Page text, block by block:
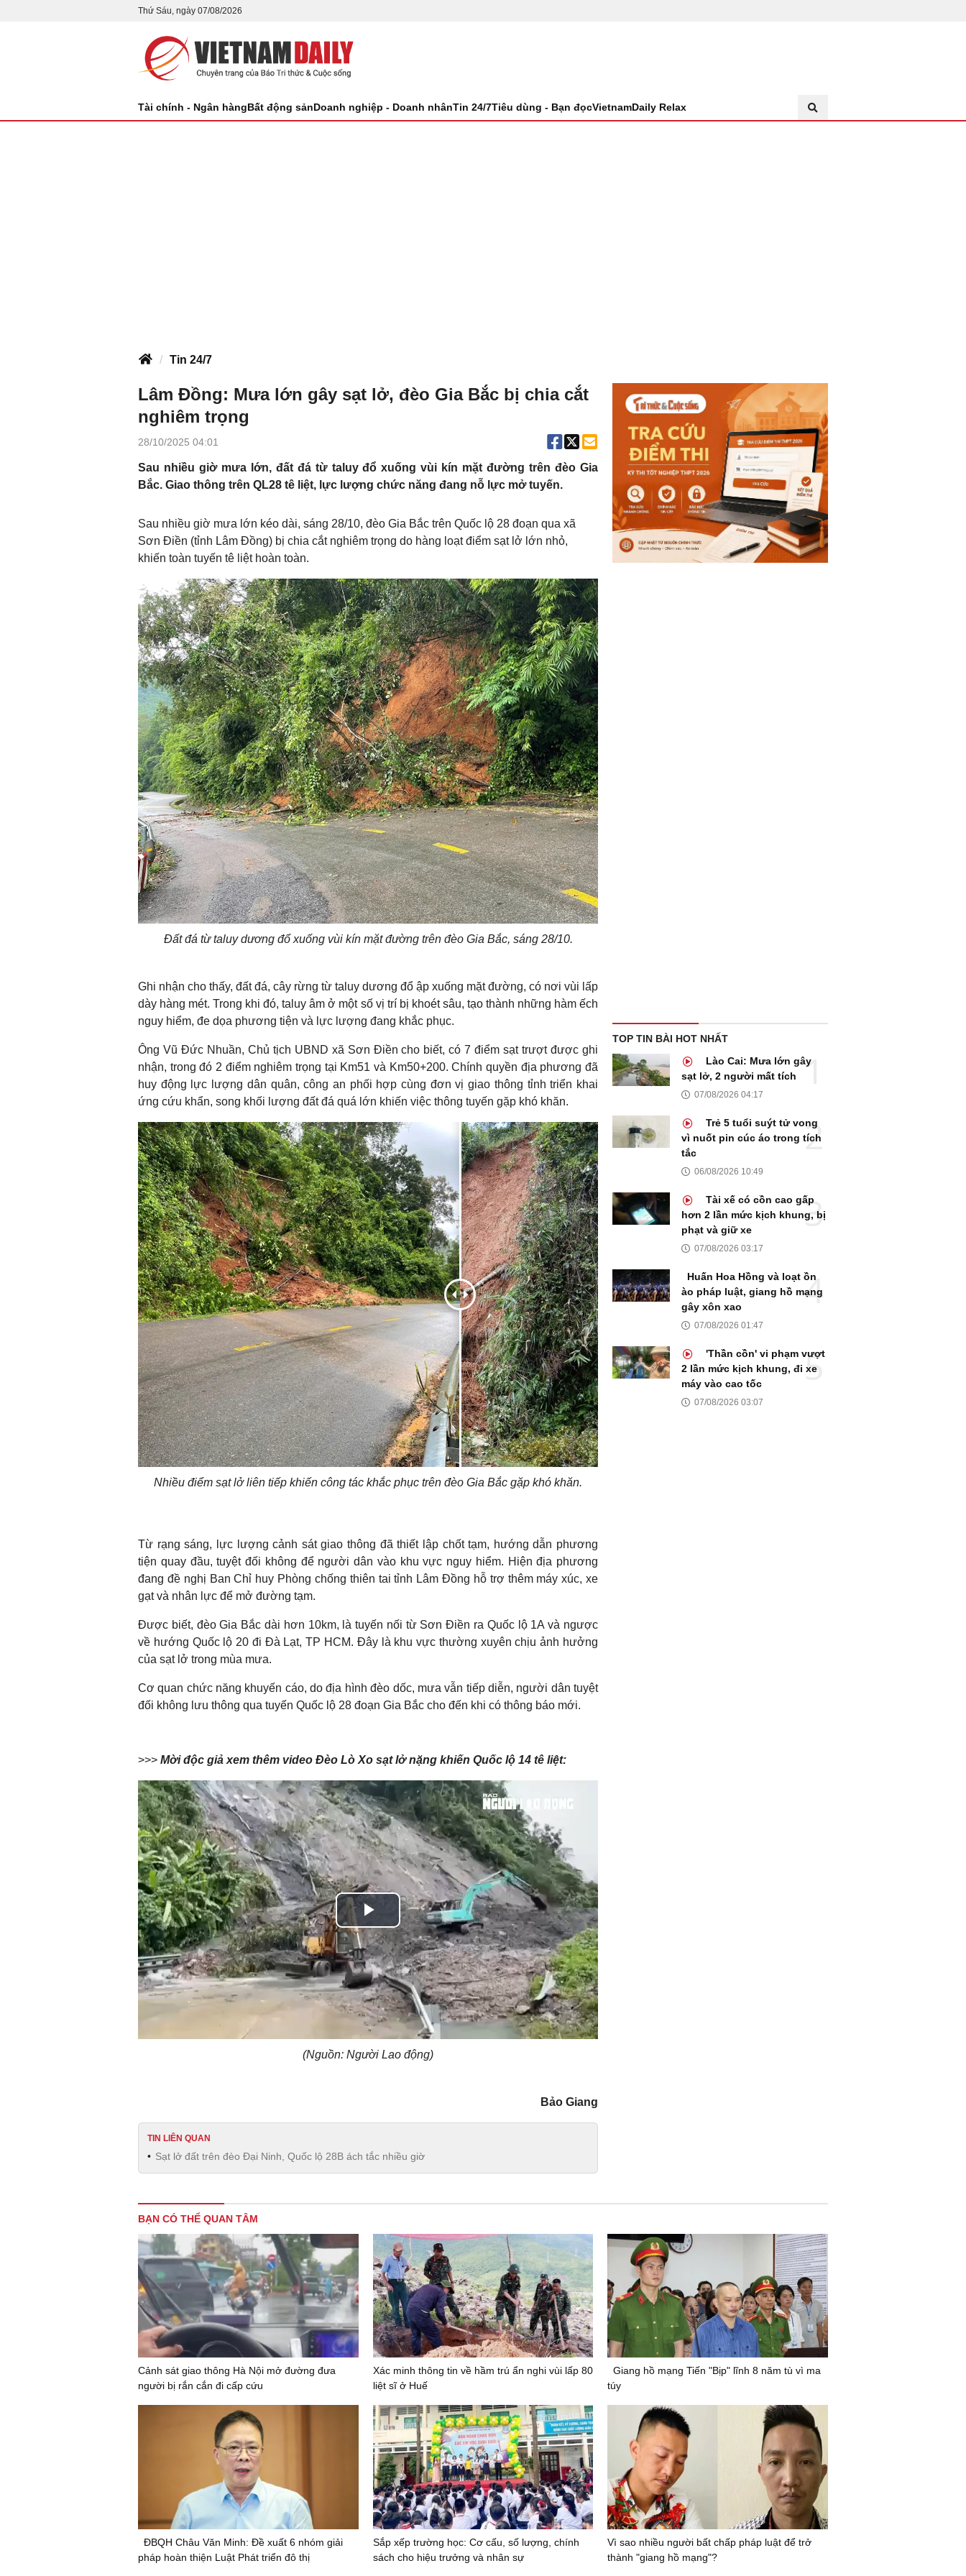
Thứ Sáu, ngày 07/08/2026
Tài chính - Ngân hàngBất động sảnDoanh nghiệp - Doanh nhânTin 24/7Tiêu dùng - Bạn đọcVietnamDaily Relax
Tin 24/7
Lâm Đồng: Mưa lớn gây sạt lở, đèo Gia Bắc bị chia cắt
nghiêm trọng
28/10/2025 04:01
Sau nhiều giờ mưa lớn, đất đá từ taluy đổ xuống vùi kín mặt đường trên đèo Gia
Bắc. Giao thông trên QL28 tê liệt, lực lượng chức năng đang nỗ lực mở tuyến.
Sau nhiều giờ mưa lớn kéo dài, sáng 28/10, đèo Gia Bắc trên Quốc lộ 28 đoạn qua xã
Sơn Điền (tỉnh Lâm Đồng) bị chia cắt nghiêm trọng do hàng loạt điểm sạt lở lớn nhỏ,
khiến toàn tuyến tê liệt hoàn toàn.
Đất đá từ taluy dương đổ xuống vùi kín mặt đường trên đèo Gia Bắc, sáng 28/10.
Ghi nhận cho thấy, đất đá, cây rừng từ taluy dương đổ ập xuống mặt đường, có nơi vùi lấp
dày hàng mét. Trong khi đó, taluy âm ở một số vị trí bị khoét sâu, tạo thành những hàm ếch
nguy hiểm, đe dọa phương tiện và lực lượng đang khắc phục.
Ông Vũ Đức Nhuần, Chủ tịch UBND xã Sơn Điền cho biết, có 7 điểm sạt trượt được ghi
nhận, trong đó 2 điểm nghiêm trọng tại Km51 và Km50+200. Chính quyền địa phương đã
huy động lực lượng dân quân, công an phối hợp cùng đơn vị giao thông tỉnh triển khai
ứng cứu khẩn, song khối lượng đất đá quá lớn khiến việc thông tuyến gặp khó khăn.
Nhiều điểm sạt lở liên tiếp khiến công tác khắc phục trên đèo Gia Bắc gặp khó khăn.
Từ rạng sáng, lực lượng cảnh sát giao thông đã thiết lập chốt tạm, hướng dẫn phương
tiện quay đầu, tuyệt đối không để người dân vào khu vực nguy hiểm. Hiện địa phương
đang đề nghị Ban Chỉ huy Phòng chống thiên tai tỉnh Lâm Đồng hỗ trợ thêm máy xúc, xe
gạt và nhân lực để mở đường tạm.
Được biết, đèo Gia Bắc dài hơn 10km, là tuyến nối từ Sơn Điền ra Quốc lộ 1A và ngược
về hướng Quốc lộ 20 đi Đà Lạt, TP HCM. Đây là khu vực thường xuyên chịu ảnh hưởng
của sạt lở trong mùa mưa.
Cơ quan chức năng khuyến cáo, do địa hình đèo dốc, mưa vẫn tiếp diễn, người dân tuyệt
đối không lưu thông qua tuyến Quốc lộ 28 đoạn Gia Bắc cho đến khi có thông báo mới.
>>> Mời độc giả xem thêm video Đèo Lò Xo sạt lở nặng khiến Quốc lộ 14 tê liệt:
Play
Video
(Nguồn: Người Lao động)
Bảo Giang
TIN LIÊN QUAN
Sạt lở đất trên đèo Đại Ninh, Quốc lộ 28B ách tắc nhiều giờ
TOP TIN BÀI HOT NHẤT
Lào Cai: Mưa lớn gây
sạt lở, 2 người mất tích
07/08/2026 04:17
Trẻ 5 tuổi suýt tử vong
vì nuốt pin cúc áo trong tích
tắc
06/08/2026 10:49
Tài xế có cồn cao gấp
hơn 2 lần mức kịch khung, bị
phạt và giữ xe
07/08/2026 03:17
Huấn Hoa Hồng và loạt ồn
ào pháp luật, giang hồ mạng
gây xôn xao
07/08/2026 01:47
'Thần cồn' vi phạm vượt
2 lần mức kịch khung, đi xe
máy vào cao tốc
07/08/2026 03:07
BẠN CÓ THỂ QUAN TÂM
Cảnh sát giao thông Hà Nội mở đường đưa
người bị rắn cắn đi cấp cứu
Xác minh thông tin về hầm trú ẩn nghi vùi lấp 80
liệt sĩ ở Huế
Giang hồ mạng Tiến "Bịp" lĩnh 8 năm tù vì ma
túy
ĐBQH Châu Văn Minh: Đề xuất 6 nhóm giải
pháp hoàn thiện Luật Phát triển đô thị
Sắp xếp trường học: Cơ cấu, số lượng, chính
sách cho hiệu trưởng và nhân sự
Vì sao nhiều người bất chấp pháp luật để trở
thành "giang hồ mạng"?